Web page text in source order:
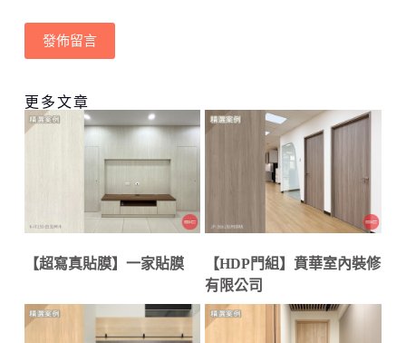
發佈留言
更多文章
【超寫真貼膜】一家貼膜
【HDP門組】賁華室內裝修
有限公司